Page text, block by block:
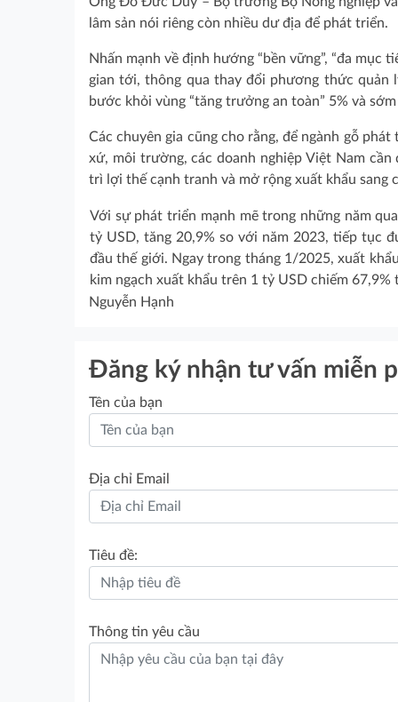
lâm sản nói riêng còn nhiều dư địa để phát triển.
Nhấn mạnh về định hướng “bền vững”, “đa
gian tới, thông qua thay đổi phương thức quản
bước khỏi vùng “tăng trưởng an toàn” 5% và
Các chuyên gia cũng cho rằng, để ngành gỗ
xứ, môi trường, các doanh nghiệp Việt Nam
trì lợi thế cạnh tranh và mở rộng xuất khẩu sang
Với sự phát triển mạnh mẽ trong những năm
tỷ USD, tăng 20,9% so với năm 2023, tiếp tục
đầu thế giới. Ngay trong tháng 1/2025, xuất
kim ngạch xuất khẩu trên 1 tỷ USD chiếm
Nguyễn Hạnh
Đăng ký nhận tư vấn miễn
Tên của bạn
Địa chỉ Email
Tiêu đề:
Thông tin yêu cầu